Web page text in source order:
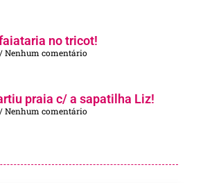
no tricot!
Nenhum comentário
praia c/ a sapatilha Liz!
Nenhum comentário